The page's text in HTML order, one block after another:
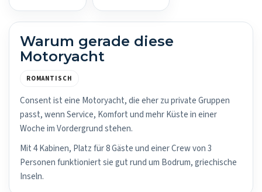
Warum gerade diese
Motoryacht
ROMANTISCH
Consent ist eine Motoryacht, die eher zu private Gruppen
passt, wenn Service, Komfort und mehr Küste in einer
Woche im Vordergrund stehen.
Mit 4 Kabinen, Platz für 8 Gäste und einer Crew von 3
Personen funktioniert sie gut rund um Bodrum, griechische
Inseln.